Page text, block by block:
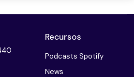
Recursos
Podcasts Spotify
News